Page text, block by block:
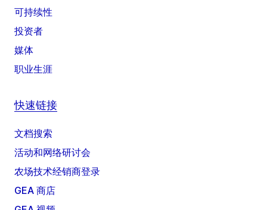
可持续性
投资者
媒体
职业生涯
快速链接
文档搜索
活动和网络研讨会
农场技术经销商登录
GEA 商店